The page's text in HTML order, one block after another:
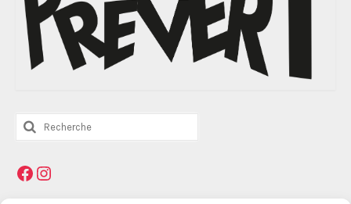
Rechercher
:
Facebook
Instagram